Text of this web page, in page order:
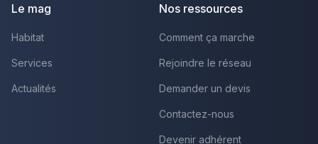
Le mag
Habitat
Services
Actualités
Nos ressources
Comment ça marche
Rejoindre le réseau
Demander un devis
Contactez-nous
Devenir adhérent